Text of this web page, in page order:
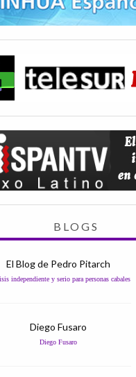
BLOGS
El Blog de Pedro Pitarch
independiente y serio para personas cabales
Diego Fusaro
Diego Fusaro